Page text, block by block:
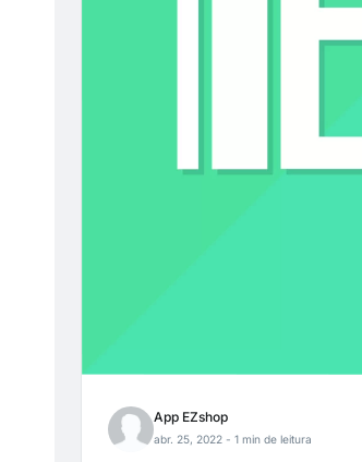
App EZshop
abr. 25, 2022 - 1 min de leitura